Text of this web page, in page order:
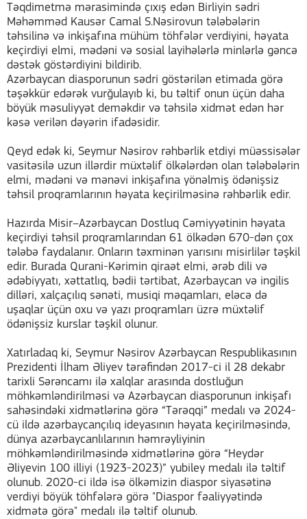
Təqdimetmə mərasimində çıxış edən Birliyin sədri
Məhəmməd Kausər Camal S.Nəsirovun tələbələrin
təhsilinə və inkişafına mühüm töhfələr verdiyini, həyata
keçirdiyi elmi, mədəni və sosial layihələrlə minlərlə gəncə
dəstək göstərdiyini bildirib.
Azərbaycan diasporunun sədri göstərilən etimada görə
təşəkkür edərək vurğulayıb ki, bu təltif onun üçün daha
böyük məsuliyyət deməkdir və təhsilə xidmət edən hər
kəsə verilən dəyərin ifadəsidir.
Qeyd edək ki, Seymur Nəsirov rəhbərlik etdiyi müəssisələr
vasitəsilə uzun illərdir müxtəlif ölkələrdən olan tələbələrin
elmi, mədəni və mənəvi inkişafına yönəlmiş ödənişsiz
təhsil proqramlarının həyata keçirilməsinə rəhbərlik edir.
Hazırda Misir–Azərbaycan Dostluq Cəmiyyətinin həyata
keçirdiyi təhsil proqramlarından 61 ölkədən 670-dən çox
tələbə faydalanır. Onların təxminən yarısını misirlilər təşkil
edir. Burada Qurani-Kərimin qiraət elmi, ərəb dili və
ədəbiyyatı, xəttatlıq, bədii tərtibat, Azərbaycan və ingilis
dilləri, xalçaçılıq sənəti, musiqi məqamları, eləcə də
uşaqlar üçün oxu və yazı proqramları üzrə müxtəlif
ödənişsiz kurslar təşkil olunur.
Xatırladaq ki, Seymur Nəsirov Azərbaycan Respublikasının
Prezidenti İlham Əliyev tərəfindən 2017-ci il 28 dekabr
tarixli Sərəncamı ilə xalqlar arasında dostluğun
möhkəmləndirilməsi və Azərbaycan diasporunun inkişafı
sahəsindəki xidmətlərinə görə “Tərəqqi” medalı və 2024-
cü ildə azərbaycançılıq ideyasının həyata keçirilməsində,
dünya azərbaycanlılarının həmrəyliyinin
möhkəmləndirilməsində xidmətlərinə görə “Heydər
Əliyevin 100 illiyi (1923-2023)” yubiley medalı ilə təltif
olunub. 2020-ci ildə isə ölkəmizin diaspor siyasətinə
verdiyi böyük töhfələrə görə "Diaspor fəaliyyətində
xidmətə görə" medalı ilə təltif olunub.